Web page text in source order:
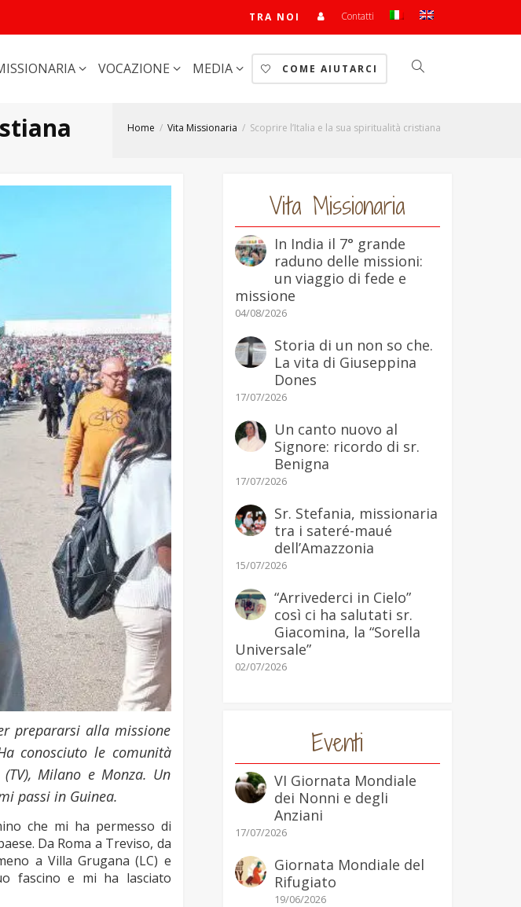
TRA NOI Contatti
VOCAZIONE MEDIA COME AIUTARCI
Home Vita Missionaria Scoprire l’Italia e la sua spiritualità cristiana
prepararsi alla missione
conosciuto le comunità
Milano e Monza. Un
passi in Guinea.
che mi ha permesso di
Da Roma a Treviso, da
a Villa Grugana (LC) e
fascino e mi ha lasciato
Vita Missionaria
In India il 7° grande
raduno delle missioni:
un viaggio di fede e
missione
04/08/2026
Storia di un non so che.
La vita di Giuseppina
Dones
17/07/2026
Un canto nuovo al
Signore: ricordo di sr.
Benigna
17/07/2026
Sr. Stefania, missionaria
tra i sateré-maué
dell’Amazzonia
15/07/2026
“Arrivederci in Cielo”
così ci ha salutati sr.
Giacomina, la “Sorella
Universale”
02/07/2026
Eventi
VI Giornata Mondiale
dei Nonni e degli
Anziani
17/07/2026
Giornata Mondiale del
Rifugiato
19/06/2026